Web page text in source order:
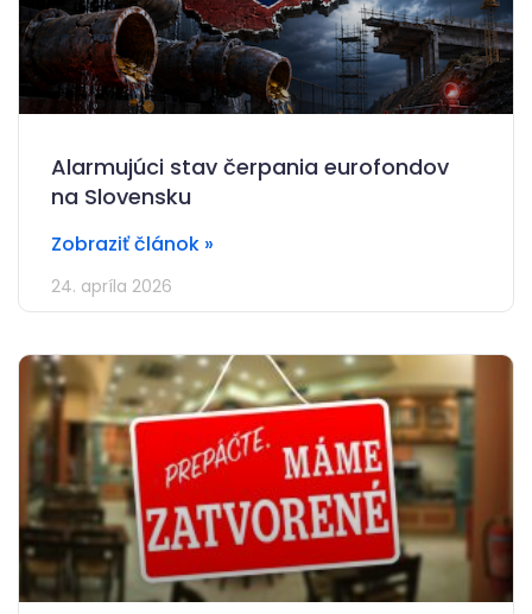
Alarmujúci stav čerpania eurofondov
na Slovensku
Zobraziť článok »
24. apríla 2026